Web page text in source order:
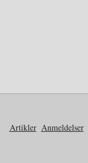
Artikler Anmeldelser